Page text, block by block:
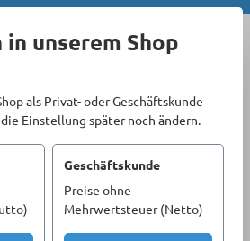
unserem Shop
als Privat- oder Geschäftskunde
Einstellung später noch ändern.
Geschäftskunde
Preise ohne
Mehrwertsteuer (Netto)
Lager